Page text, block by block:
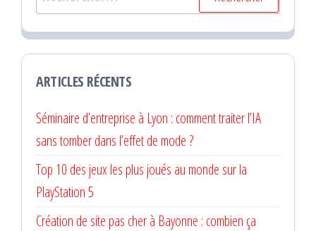
ARTICLES RÉCENTS
Séminaire d’entreprise à Lyon : comment traiter l’IA
sans tomber dans l’effet de mode ?
Top 10 des jeux les plus joués au monde sur la
PlayStation 5
Création de site pas cher à Bayonne : combien ça